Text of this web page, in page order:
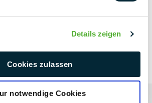
Details zeigen
Cookies zulassen
notwendige Cookies